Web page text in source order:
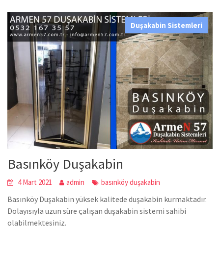
Duşakabin Sistemleri
Basınköy Duşakabin
4 Mart 2021 admin basınköy duşakabin
Basınköy Duşakabin yüksek kalitede duşakabin kurmaktadır.
Dolayısıyla uzun süre çalışan duşakabin sistemi sahibi
olabilmektesiniz.